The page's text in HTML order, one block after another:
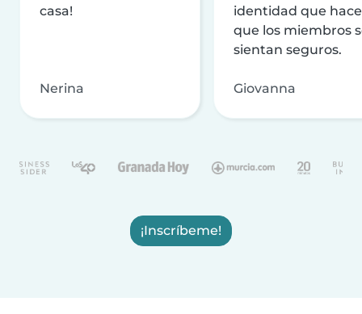
casa!
Nerina
identidad que
que los miembros
sientan seguros.
Giovanna
¡Inscríbeme!